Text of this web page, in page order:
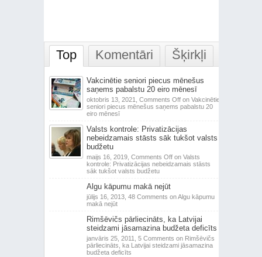
Top Komentāri Šķirkļi
Vakcinētie seniori piecus mēnešus
saņems pabalstu 20 eiro mēnesī
oktobris 13, 2021, Comments Offon Vakcinētie
seniori piecus mēnešus saņems pabalstu 20
eiro mēnesī
Valsts kontrole: Privatizācijas
nebeidzamais stāsts sāk tukšot valsts
budžetu
maijs 16, 2019, Comments Offon Valsts
kontrole: Privatizācijas nebeidzamais stāsts
sāk tukšot valsts budžetu
Algu kāpumu makā nejūt
jūlijs 16, 2013, 48 Comments on Algu kāpumu
makā nejūt
Rimšēvičs pārliecināts, ka Latvijai
steidzami jāsamazina budžeta deficīts
janvāris 25, 2011, 5 Comments on Rimšēvičs
pārliecināts, ka Latvijai steidzami jāsamazina
budžeta deficīts